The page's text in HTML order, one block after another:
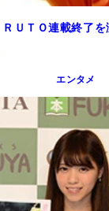
ＵＴＯ連載終了を
エンタメ